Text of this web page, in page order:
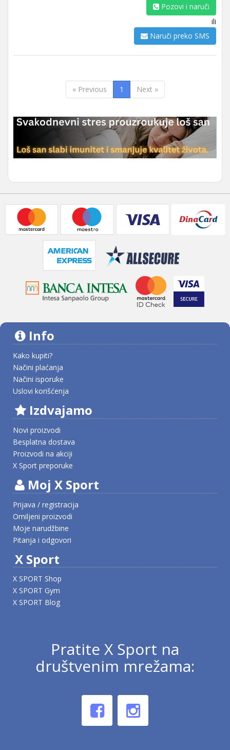
Pozovi i naruči
ili
Naruči preko SMS
« Previous 1 Next »
Info
Kako kupiti?
Načini plaćanja
Načini isporuke
Uslovi korišćenja
Izdvajamo
Novi proizvodi
Besplatna dostava
Proizvodi na akciji
X Sport preporuke
Moj X Sport
Prijava / registracija
Omiljeni proizvodi
Moje narudžbine
Pitanja i odgovori
X Sport
X SPORT Shop
X SPORT Gym
X SPORT Blog
Pratite X Sport na
društvenim mrežama: